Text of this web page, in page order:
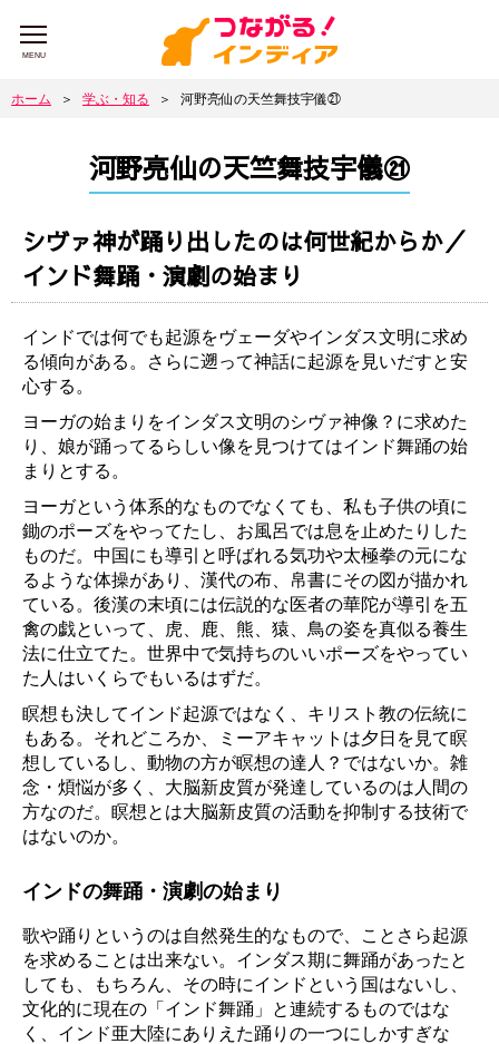
MENU
ホーム ＞ 学ぶ・知る ＞ 河野亮仙の天竺舞技宇儀㉑
河野亮仙の天竺舞技宇儀㉑
シヴァ神が踊り出したのは何世紀からか／
インド舞踊・演劇の始まり
インドでは何でも起源をヴェーダやインダス文明に求め
る傾向がある。さらに遡って神話に起源を見いだすと安
心する。
ヨーガの始まりをインダス文明のシヴァ神像？に求めた
り、娘が踊ってるらしい像を見つけてはインド舞踊の始
まりとする。
ヨーガという体系的なものでなくても、私も子供の頃に
鋤のポーズをやってたし、お風呂では息を止めたりした
ものだ。中国にも導引と呼ばれる気功や太極拳の元にな
るような体操があり、漢代の布、帛書にその図が描かれ
ている。後漢の末頃には伝説的な医者の華陀が導引を五
禽の戯といって、虎、鹿、熊、猿、鳥の姿を真似る養生
法に仕立てた。世界中で気持ちのいいポーズをやってい
た人はいくらでもいるはずだ。
瞑想も決してインド起源ではなく、キリスト教の伝統に
もある。それどころか、ミーアキャットは夕日を見て瞑
想しているし、動物の方が瞑想の達人？ではないか。雑
念・煩悩が多く、大脳新皮質が発達しているのは人間の
方なのだ。瞑想とは大脳新皮質の活動を抑制する技術で
はないのか。
インドの舞踊・演劇の始まり
歌や踊りというのは自然発生的なもので、ことさら起源
を求めることは出来ない。インダス期に舞踊があったと
しても、もちろん、その時にインドという国はないし、
文化的に現在の「インド舞踊」と連続するものではな
く、インド亜大陸にありえた踊りの一つにしかすぎな